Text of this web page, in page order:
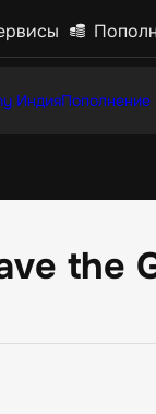
ИндияПополнение
the